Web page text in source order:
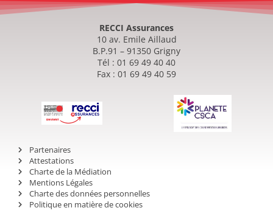
RECCI Assurances
10 av. Emile Aillaud
B.P.91 – 91350 Grigny
Tél : 01 69 49 40 40
Fax : 01 69 49 40 59
Partenaires
Attestations
Charte de la Médiation
Mentions Légales
Charte des données personnelles
Politique en matière de cookies